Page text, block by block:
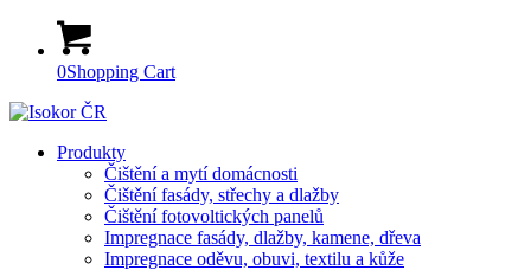
0Shopping Cart
Produkty
Čištění a mytí domácnosti
Čištění fasády, střechy a dlažby
Čištění fotovoltických panelů
Impregnace fasády, dlažby, kamene, dřeva
Impregnace oděvu, obuvi, textilu a kůže